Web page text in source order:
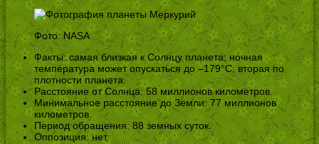
Фото: NASA
Факты: самая близкая к Солнцу планета; ночная
температура может опускаться до –179°C; вторая по
плотности планета.
Расстояние от Солнца: 58 миллионов километров.
Минимальное расстояние до Земли: 77 миллионов
километров.
Период обращения: 88 земных суток.
Оппозиция: нет.